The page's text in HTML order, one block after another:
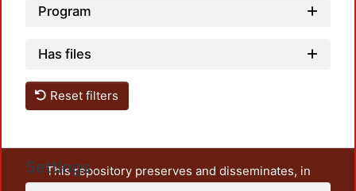
Program
Has files
Reset filters
Settings
This repository preserves and disseminates, in